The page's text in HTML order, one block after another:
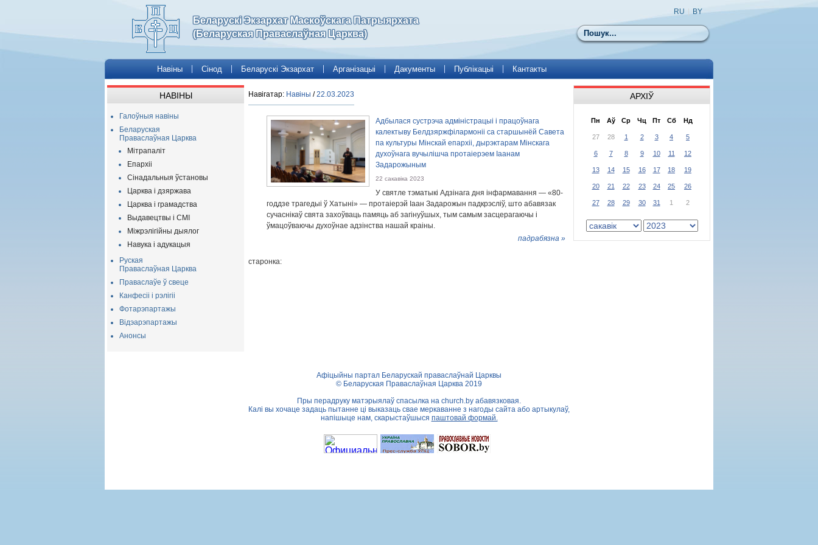
Беларускі Экзархат Маскоўскага Патрыярхата
(Беларуская Праваслаўная Царква)
Пошук
RU BY
Навіны Сінод Беларускі Экзархат Арганізацыі Дакументы Публікацыі Кантакты
НАВІНЫ
Галоўныя навіны
Беларуская
Праваслаўная Царква
Мітрапаліт
Епархіі
Сінадальныя ўстановы
Царква і дзяржава
Царква і грамадства
Выдавецтвы і СМІ
Міжрэлігійны дыялог
Навука і адукацыя
Руская
Праваслаўная Царква
Праваслаўе ў свеце
Канфесіі і рэлігіі
Фотарэпартажы
Відэарэпартажы
Анонсы
Навігатар: Навіны /22.03.2023
Адбылася сустрэча адміністрацыі і працоўнага
калектыву Белдзяржфілармоніі са старшынёй Савета
па культуры Мінскай епархіі, дырэктарам Мінскага
духоўнага вучылішча протаіерэем Іаанам
Задарожыным
22 сакавіка 2023
У святле тэматыкі Адзінага дня інфармавання — «80-
годдзе трагедыі ў Хатыні» — протаіерэй Іаан Задарожын падкрэсліў, што абавязак
сучаснікаў свята захоўваць памяць аб загінуўшых, тым самым засцерагаючы і
ўмацоўваючы духоўнае адзінства нашай краіны.
падрабязна »
старонка:
АРХІЎ
Пн Аў Ср Чц Пт Сб Нд
27 28 1 2 3 4 5
6 7 8 9 10 11 12
13 14 15 16 17 18 19
20 21 22 23 24 25 26
27 28 29 30 31 1 2
Афіцыйны партал Беларускай праваслаўнай Царквы
© Беларуская Праваслаўная Царква 2019
Пры перадруку матэрыялаў спасылка на church.by абавязковая.
Калі вы хочаце задаць пытанне ці выказаць свае меркаванне з нагоды сайта або артыкулаў,
напішыце нам, скарыстаўшыся паштовай формай.